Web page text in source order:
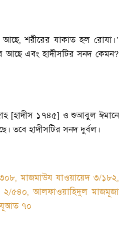
আছে, শরীরের যাকাত হল রোযা।’
আছে এবং হাদীসটির সনদ কেমন?
[হাদীস ১৭৪৫] ও শুআবুল ঈমানে
তবে হাদীসটির সনদ দুর্বল।
মাজমাউয যাওয়ায়েদ ৩/১৮২,
২/৫৪০, আলফাওয়াহিদুল মাজমূজা
৭০